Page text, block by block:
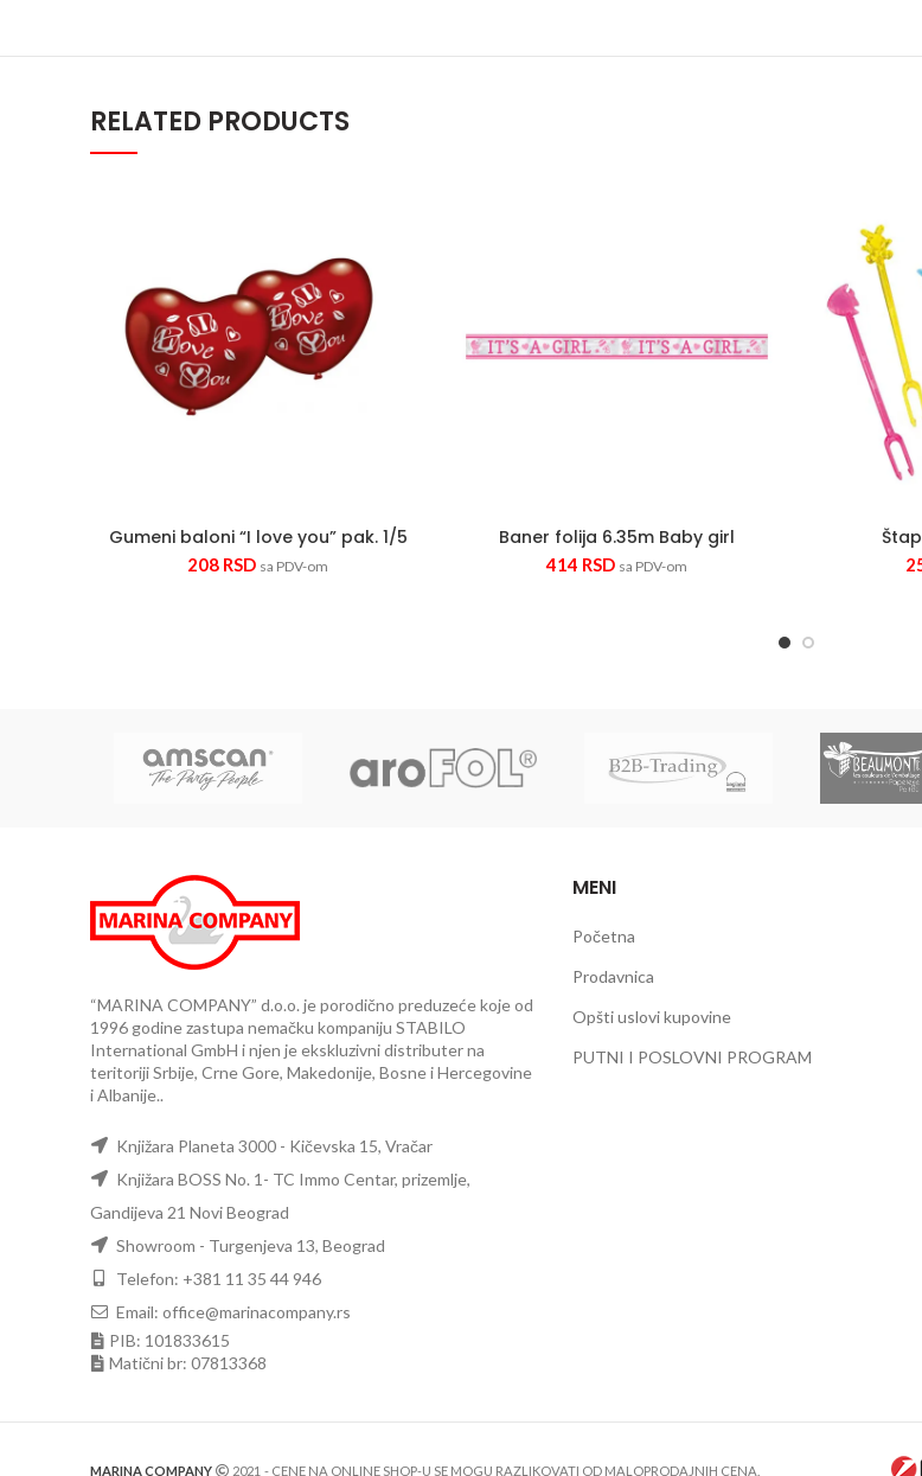
RELATED PRODUCTS
Gumeni baloni “I love you” pak. 1/5
208 RSD sa PDV-om
Gumeni baloni "I love you" pak. 1/5 quantity
Baner folija 6.35m Baby girl
414 RSD sa PDV-om
Baner folija 6.35m Baby girl quantity
“MARINA COMPANY” d.o.o. je porodično preduzeće koje od
1996 godine zastupa nemačku kompaniju STABILO
International GmbH i njen je ekskluzivni distributer na
teritoriji Srbije, Crne Gore, Makedonije, Bosne i Hercegovine
i Albanije..
Knjižara Planeta 3000 - Kičevska 15, Vračar
Knjižara BOSS No. 1- TC Immo Centar, prizemlje,
Gandijeva 21 Novi Beograd
Showroom - Turgenjeva 13, Beograd
Telefon: +381 11 35 44 946
Email: office@marinacompany.rs
PIB: 101833615
Matični br: 07813368
MENI
Početna
Prodavnica
Opšti uslovi kupovine
PUTNI I POSLOVNI PROGRAM
MARINA COMPANY 2021 - CENE NA ONLINE SHOP-U SE MOGU RAZLIKOVATI OD MALOPRODAJNIH CENA.